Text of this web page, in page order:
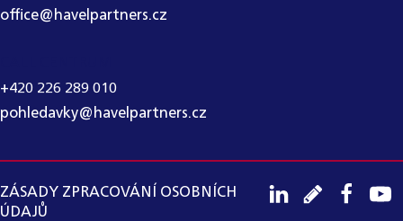
office@havelpartners.cz
+420 226 289 010
pohledavky@havelpartners.cz
ZÁSADY ZPRACOVÁNÍ OSOBNÍCH
ÚDAJŮ